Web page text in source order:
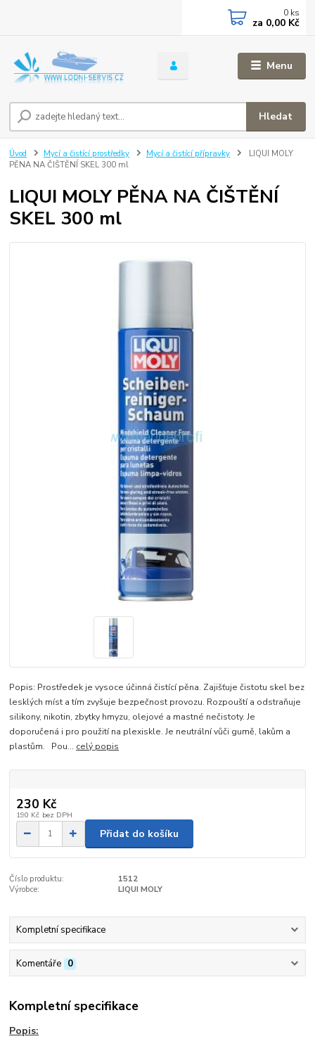
Menu
Hledat
0 ks
za 0,00 Kč
Úvod Mycí a čistící prostředky Mycí a čistící přípravky
LIQUI MOLY
PĚNA NA ČIŠTĚNÍ SKEL 300 ml
LIQUI MOLY PĚNA NA ČIŠTĚNÍ
SKEL 300 ml
Popis: Prostředek je vysoce účinná čistící pěna. Zajišťuje čistotu skel bez
lesklých míst a tím zvyšuje bezpečnost provozu. Rozpouští a odstraňuje
silikony, nikotin, zbytky hmyzu, olejové a mastné nečistoty. Je
doporučená i pro použití na plexiskle. Je neutrální vůči gumě, lakům a
plastům. Pou... celý popis
230 Kč
190 Kč bez DPH
Přidat do košíku
Číslo produktu:
1512
Výrobce:
LIQUI MOLY
Kompletní specifikace
Komentáře 0
Kompletní specifikace
Popis: